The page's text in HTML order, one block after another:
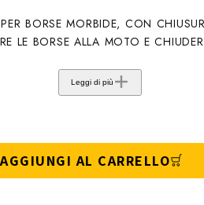
BORSE MORBIDE, CON
LE BORSE ALLA MOTO E
Leggi di più
AGGIUNGI AL CARRELLO